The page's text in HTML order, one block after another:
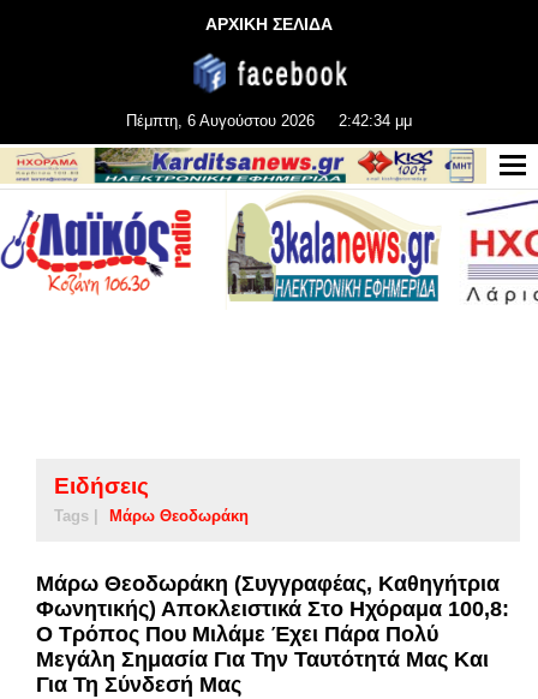
ΑΡΧΙΚΗ ΣΕΛΙΔΑ
Πέμπτη, 6 Αυγούστου 2026 2:42:35 μμ
Ειδήσεις
Tags | Μάρω Θεοδωράκη
Μάρω Θεοδωράκη (συγγραφέας, Καθηγήτρια
Φωνητικής) Αποκλειστικά Στο Ηχόραμα 100,8:
Ο Τρόπος Που Μιλάμε Έχει Πάρα Πολύ
Μεγάλη Σημασία Για Την Ταυτότητά Μας Και
Για Τη Σύνδεσή Μας